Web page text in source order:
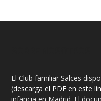
El Club familiar Salces
(descarga el PDF en este